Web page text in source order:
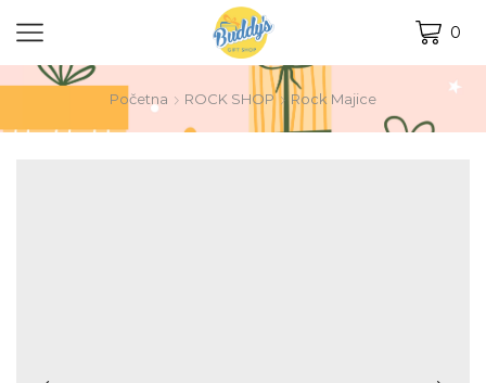
0
Početna ROCK SHOP Rock Majice